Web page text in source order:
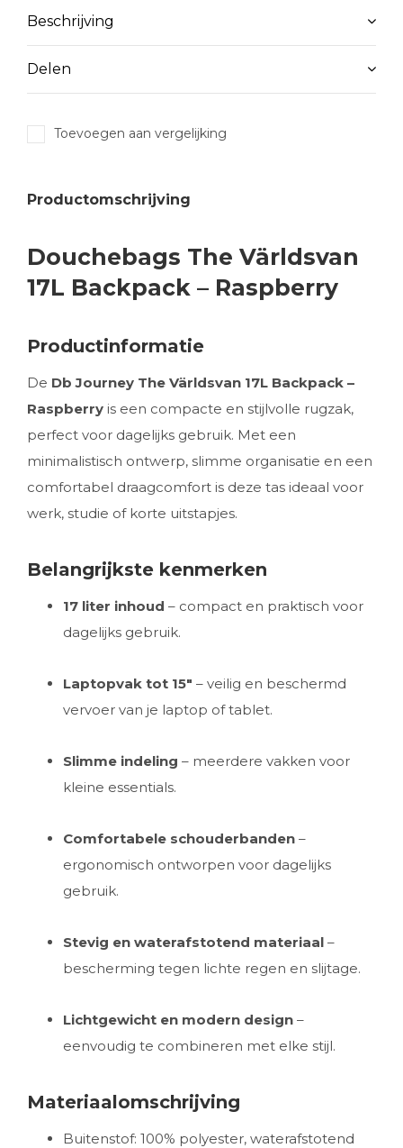
Beschrijving
Delen
Toevoegen aan vergelijking
Productomschrijving
Douchebags The Världsvan
17L Backpack – Raspberry
Productinformatie
De Db Journey The Världsvan 17L Backpack –
Raspberry is een compacte en stijlvolle rugzak,
perfect voor dagelijks gebruik. Met een
minimalistisch ontwerp, slimme organisatie en een
comfortabel draagcomfort is deze tas ideaal voor
werk, studie of korte uitstapjes.
Belangrijkste kenmerken
17 liter inhoud – compact en praktisch voor
dagelijks gebruik.
Laptopvak tot 15" – veilig en beschermd
vervoer van je laptop of tablet.
Slimme indeling – meerdere vakken voor
kleine essentials.
Comfortabele schouderbanden –
ergonomisch ontworpen voor dagelijks
gebruik.
Stevig en waterafstotend materiaal –
bescherming tegen lichte regen en slijtage.
Lichtgewicht en modern design –
eenvoudig te combineren met elke stijl.
Materiaalomschrijving
Buitenstof: 100% polyester, waterafstotend